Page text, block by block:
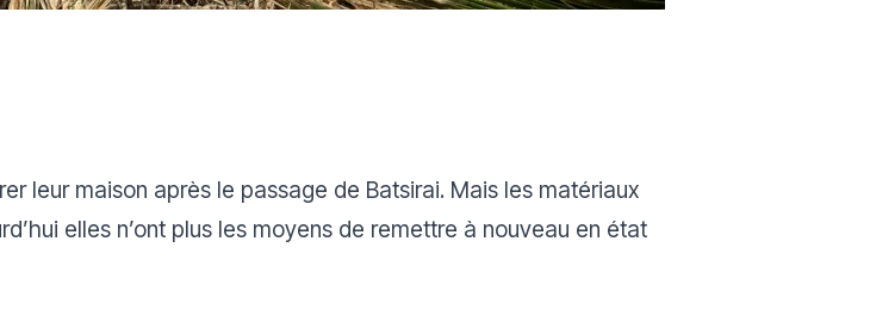
leur maison après le passage de Batsirai. Mais les matériaux
elles n’ont plus les moyens de remettre à nouveau en état